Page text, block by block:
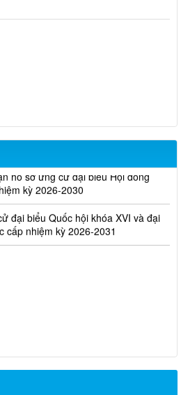
chức tại các đơn vị sự nghiệp công
hồ sơ ứng cử đại biểu Hội đồng
kỳ 2026-2030
đại biểu Quốc hội khóa XVI và đại
cấp nhiệm kỳ 2026-2031